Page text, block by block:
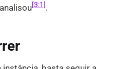
[3:1].